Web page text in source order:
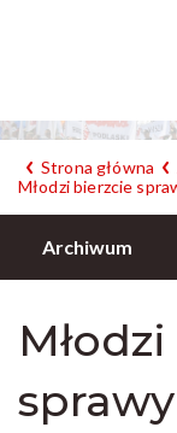
Strona główna
Młodzi bierzcie
Archiwum